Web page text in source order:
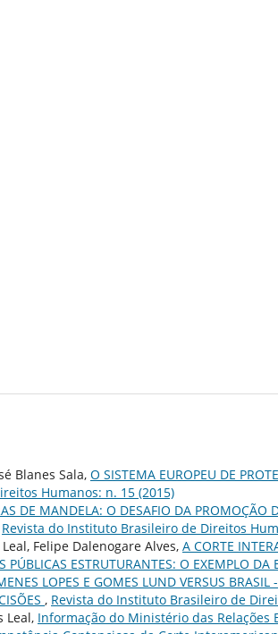
Blanes Sala, O SISTEMA EUROPEU DE
Humanos: n. 15 (2015)
DE MANDELA: O DESAFIO DA PROMOÇÃO
Revista do Instituto Brasileiro de Direitos
Felipe Dalenogare Alves, A CORTE
PÚBLICAS ESTRUTURANTES: O EXEMPLO
LOPES E GOMES LUND VERSUS BRASIL
, Revista do Instituto Brasileiro de
Leal, Informação do Ministério das Relações